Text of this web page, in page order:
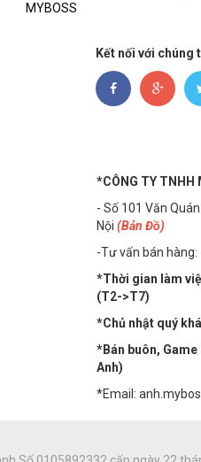
MYBOSS
Kết nối với chúng
*CÔNG TY TNHH
- Số 101 Văn
Nội (Bản Đồ)
-Tư vấn bán hàng:
*Thời gian làm
(T2->T7)
*Chủ nhật quý
*Bán buôn, Game
Anh)
*Email: